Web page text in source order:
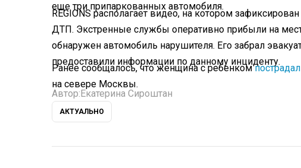
еще три припаркованных автомобиля.
REGIONS располагает видео, на котором
ДТП. Экстренные службы оперативно прибыли на
обнаружен автомобиль нарушителя. Его забрал
предоставили информации по данному инциденту.
Ранее сообщалось, что женщина с ребенком
на севере Москвы.
Автор: Екатерина Сироштан
АКТУАЛЬНО